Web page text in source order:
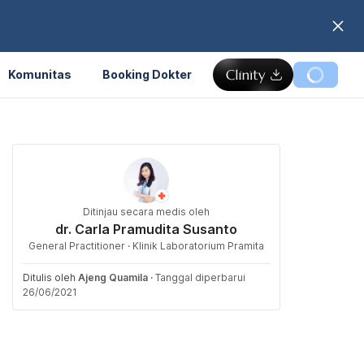
Komunitas Booking Dokter
Ditinjau secara medis oleh
dr. Carla Pramudita Susanto
General Practitioner · Klinik Laboratorium Pramita
Ditulis oleh Ajeng Quamila · Tanggal diperbarui
26/06/2021